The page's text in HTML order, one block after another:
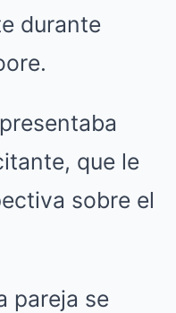
durante
que le
sobre el
pareja se